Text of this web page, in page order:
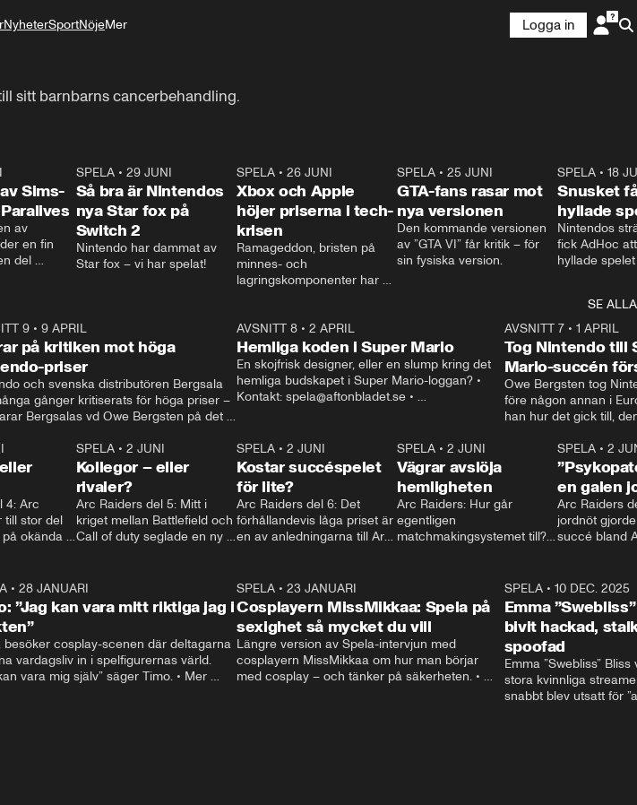
NyheterSportNöjeMer
Logga in
sitt barnbarns cancerbehandling.
Sims-
av
en fin
del
SPELA• 29 JUNI
Så bra är Nintendos
nya Star fox på
Switch 2
Nintendo har dammat av
Star fox – vi har spelat!
1:05
SPELA• 26 JUNI
Xbox och Apple
höjer priserna i tech-
krisen
Ramageddon, bristen på
minnes- och
lagringskomponenter har
Playstation och Switch 2.
Nu höjer Microsoft priset på
Xbox och Apple på Ipad och
Macbook.
1:20
SPELA •25 JUNI
GTA-fans rasar mot
nya versionen
Den kommande versionen
av ”GTA VI” får kritik – för
sin fysiska version.
SPELA •18
Snusket
hyllade
Nintendos
fick AdHoc
hyllade
som tar bort
rutorna.
SE ALLA
9 •9 APRIL
på kritiken mot höga
priser
och svenska distributören Bergsala
gånger kritiserats för höga priser –
Bergsalas vd Owe Bergsten på det
• Kontakt: spela@aftonbladet.se •
AVSNITT 8• 2 APRIL
Hemliga koden i Super Mario
En skojfrisk designer, eller en slump kring det
hemliga budskapet i Super Mario-loggan? •
Kontakt: spela@aftonbladet.se •
AVSNITT 7• 1 APRIL
Tog Nintendo till
Mario-succén
Owe Bergsten tog
före någon annan i
han hur det gick till,
succéspelet. •
Mer:
4: Arc
till stor del
okända
SPELA• 2 JUNI
Kollegor – eller
rivaler?
Arc Raiders del 5: Mitt i
kriget mellan Battlefield och
Call of duty seglade en ny
BF-bossen om
konkurrensen?
2:15
SPELA• 2 JUNI
Kostar succéspelet
för lite?
Arc Raiders del 6: Det
förhållandevis låga priset är
en av anledningarna till Arc
2:14
SPELA •2 JUNI
Vägrar avslöja
hemligheten
Arc Raiders: Hur går
egentligen
matchmakingsystemet till?
med utvecklarna och
spekulerar själva.
SPELA •2
en galen
Arc Raiders
jordnöt
succé bland
•28 JANUARI
”Jag kan vara mitt riktiga jag i
besöker cosplay-scenen där deltagarna
vardagsliv in i spelfigurernas värld.
vara mig själv” säger Timo. • Mer
SPELA• 23 JANUARI
Cosplayern MissMikkaa: Spela på
sexighet så mycket du vill
Längre version av Spela-intervjun med
cosplayern MissMikkaa om hur man börjar
med cosplay – och tänker på säkerheten. •
SPELA• 10 DEC. 2025
Emma
bivit hackad,
spoofad
Emma ”Swebliss”
stora kvinnliga
snabbt blev utsatt för